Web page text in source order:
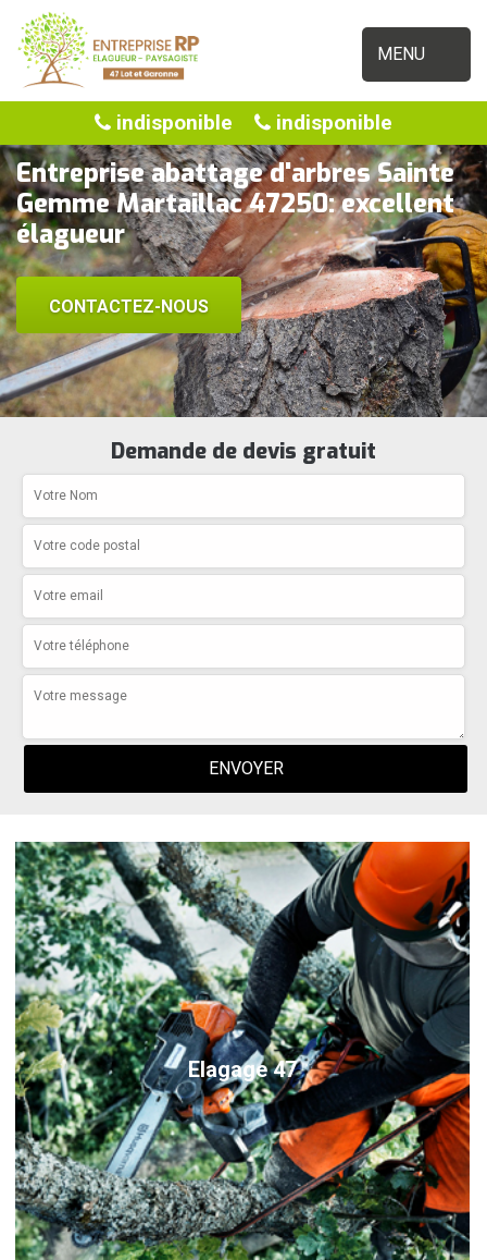
MENU
indisponible indisponible
Entreprise abattage d'arbres Sainte
Gemme Martaillac 47250: excellent
élagueur
CONTACTEZ-NOUS
Demande de devis gratuit
Elagage 47